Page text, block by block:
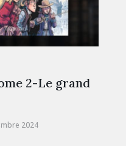
2-Le grand
2024